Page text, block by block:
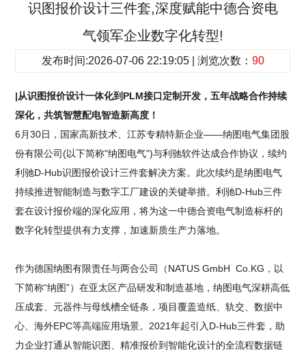
识图报价设计三件套,深度赋能中德合资电
气领军企业数字化转型!
发布时间:2026-07-06 22:19:05 | 浏览次数： 90
|从识图报价设计一体化到PLM接口定制开发，五年战略合作持续
深化，共筑智慧配电智造新高度！
6月30日，国家高新技术、江苏专精特新企业——纳图电气集团股
份有限公司(以下简称"纳图电气")与利驰软件达成合作协议，续约
利驰D-Hub识图报价设计三件套解决方案。此次续约是纳图电气
持续推进智能制造与数字工厂建设的关键举措。利驰D-Hub三件
套在设计报价端的深化应用，将为这一中德合资电气制造标杆的
数字化转型提供有力支撑，加速新质生产力落地。
作为德国纳图有限责任与两合公司（NATUS GmbH Co.KG，以
下简称“纳图”）在亚太区产品研发和制造基地，纳图电气深耕高低
压成套、元器件与母线槽全链条，项目覆盖造纸、轨交、数据中
心、海外EPC等高端应用场景。2021年起引入D-Hub三件套，助
力企业打通从智能识图、精准报价到智能化设计的全流程数据链